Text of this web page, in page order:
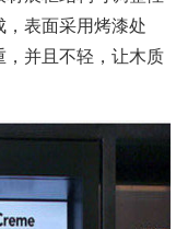
，表面采用烤漆处
，并且不轻，让木质